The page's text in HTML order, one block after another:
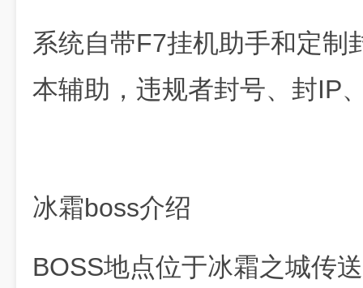
系统自带F7挂机助手和定制
本辅助，违规者封号、封IP
冰霜boss介绍
BOSS地点位于冰霜之城传